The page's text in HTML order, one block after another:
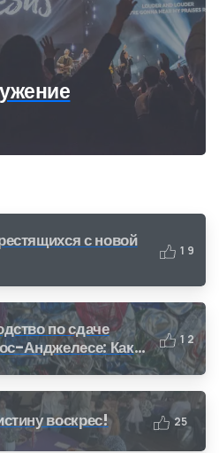
с новой
1 9
по сдаче
Анджелесе: Как
(CRV)
1 2
воскрес! 25